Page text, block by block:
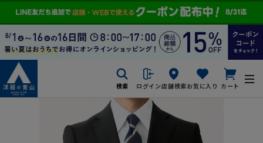
検索 ログイン店舗検索お気に入り カート